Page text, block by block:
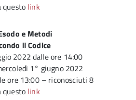
questo link
e Metodi
il Codice
2022 dalle ore 14:00
1° giugno 2022
ore 13:00 – riconosciuti 8
questo link